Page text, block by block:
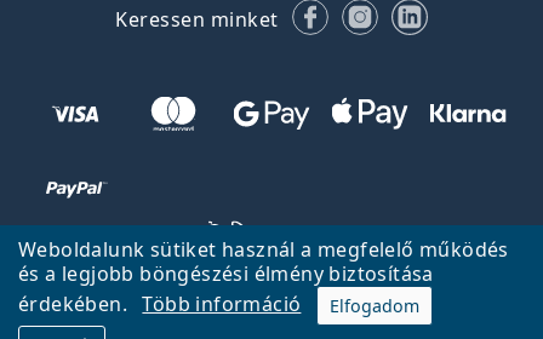
Weboldalunk sütiket használ a megfelelő működés
és a legjobb böngészési élmény biztosítása
érdekében.
Több információ
Elfogadom
Keressen minket FacebookInstagram
LinkedIn
Fel